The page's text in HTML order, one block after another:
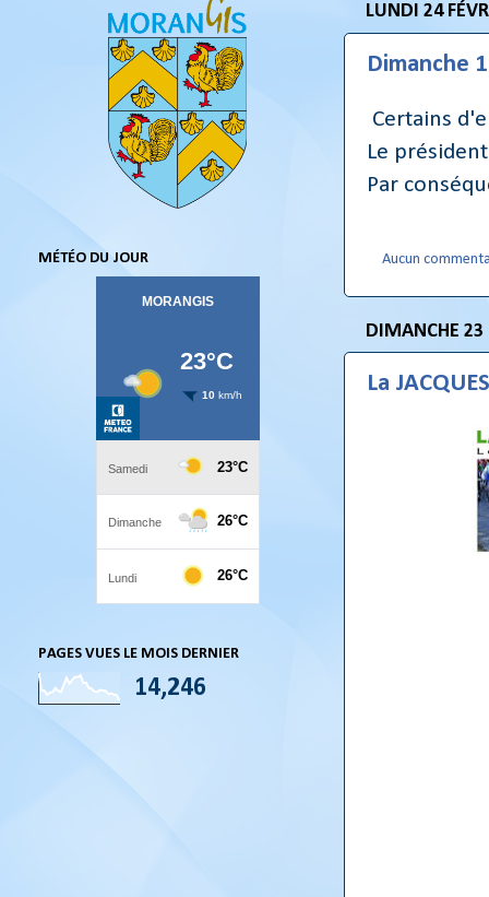
LUNDI 24
Dimanche
Certains
Le
Par
Aucun
DIMANCHE 23
La
MÉTÉO DU JOUR
PAGES VUES LE MOIS DERNIER
14,246